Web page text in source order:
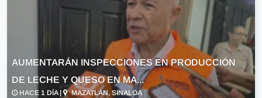
AUMENTARÁN INSPECCIONES EN PRODUCCIÓN
DE LECHE Y QUESO EN MA...
HACE 1 DÍA | MAZATLÁN, SINALOA